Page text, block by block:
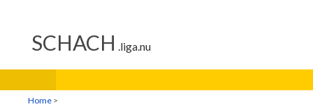
Home >